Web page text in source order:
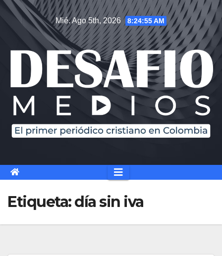
Saltar
contenido
Mié. Ago 5th, 2026 8:24:55 AM
Etiqueta:día sin iva